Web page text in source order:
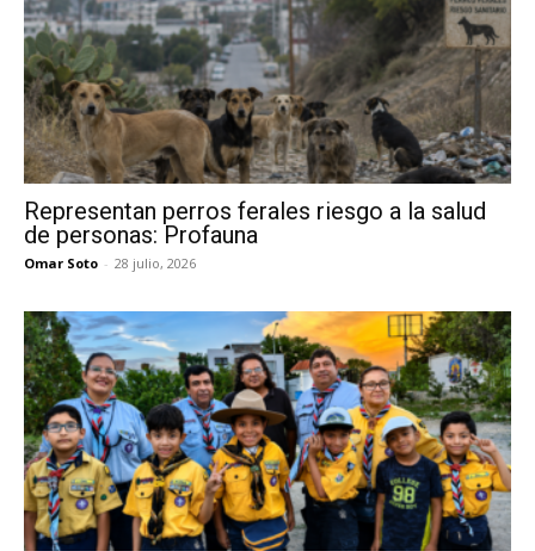
Representan perros ferales riesgo a la salud
de personas: Profauna
Omar Soto - 28 julio, 2026